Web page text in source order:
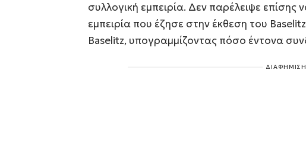
συλλογική εμπειρία. Δεν παρέλειψε επίσης
εμπειρία που έζησε στην έκθεση του
Baselitz, υπογραμμίζοντας πόσο έντονα
ΔΙΑΦΗΜΙΣΗ